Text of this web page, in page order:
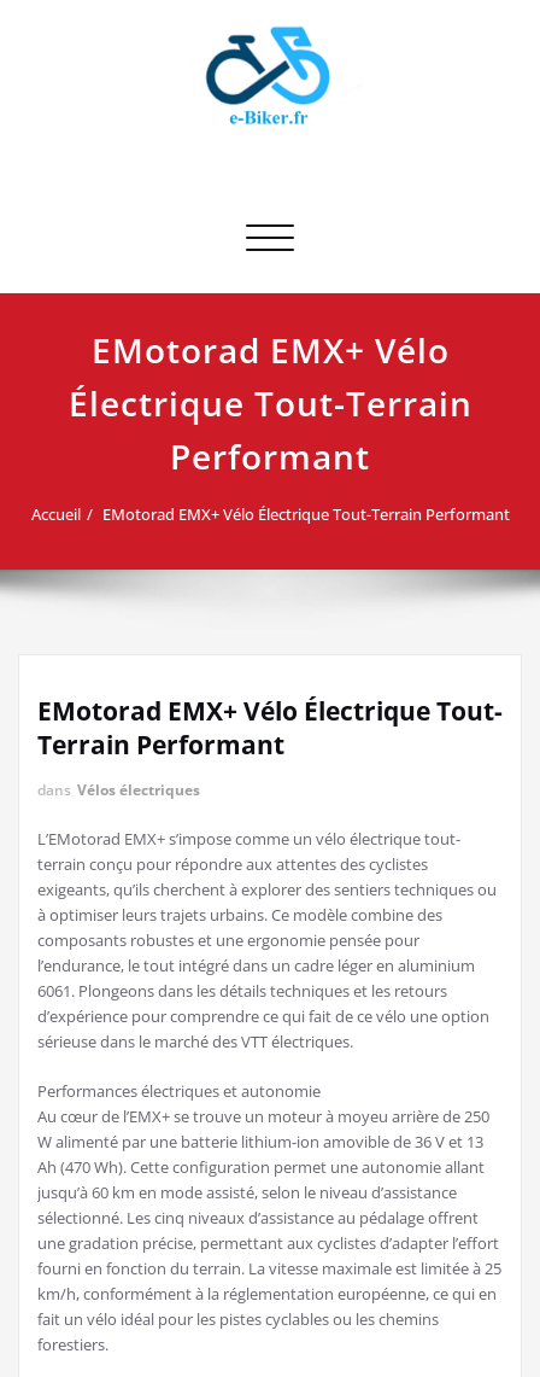
Afficher/masquer la navigation
EMotorad EMX+ Vélo
Électrique Tout-Terrain
Performant
Accueil EMotorad EMX+ Vélo Électrique Tout-Terrain Performant
EMotorad EMX+ Vélo Électrique Tout-
Terrain Performant
dans Vélos électriques
L’EMotorad EMX+ s’impose comme un vélo électrique tout-
terrain conçu pour répondre aux attentes des cyclistes
exigeants, qu’ils cherchent à explorer des sentiers techniques ou
à optimiser leurs trajets urbains. Ce modèle combine des
composants robustes et une ergonomie pensée pour
l’endurance, le tout intégré dans un cadre léger en aluminium
6061. Plongeons dans les détails techniques et les retours
d’expérience pour comprendre ce qui fait de ce vélo une option
sérieuse dans le marché des VTT électriques.
Performances électriques et autonomie
Au cœur de l’EMX+ se trouve un moteur à moyeu arrière de 250
W alimenté par une batterie lithium-ion amovible de 36 V et 13
Ah (470 Wh). Cette configuration permet une autonomie allant
jusqu’à 60 km en mode assisté, selon le niveau d’assistance
sélectionné. Les cinq niveaux d’assistance au pédalage offrent
une gradation précise, permettant aux cyclistes d’adapter l’effort
fourni en fonction du terrain. La vitesse maximale est limitée à 25
km/h, conformément à la réglementation européenne, ce qui en
fait un vélo idéal pour les pistes cyclables ou les chemins
forestiers.